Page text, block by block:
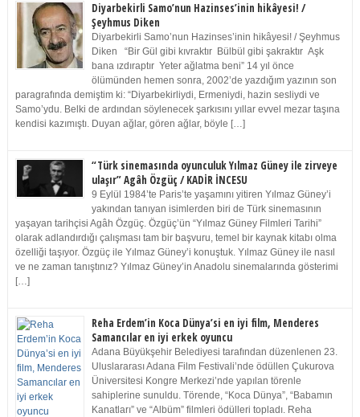
Diyarbekirli Samo’nun Hazinses’inin hikâyesi! /
Şeyhmus Diken
Diyarbekirli Samo’nun Hazinses’inin hikâyesi! / Şeyhmus
Diken “Bir Gül gibi kıvraktır Bülbül gibi şakraktır Aşk
bana ızdıraptır Yeter ağlatma beni” 14 yıl önce
ölümünden hemen sonra, 2002’de yazdığım yazının son
paragrafında demiştim ki: “Diyarbekirliydi, Ermeniydi, hazin sesliydi ve
Samo’ydu. Belki de ardından söylenecek şarkısını yıllar evvel mezar taşına
kendisi kazımıştı. Duyan ağlar, gören ağlar, böyle […]
“Türk sinemasında oyunculuk Yılmaz Güney ile zirveye
ulaşır” Agâh Özgüç / KADİR İNCESU
9 Eylül 1984’te Paris’te yaşamını yitiren Yılmaz Güney’i
yakından tanıyan isimlerden biri de Türk sinemasının
yaşayan tarihçisi Agâh Özgüç. Özgüç’ün “Yılmaz Güney Filmleri Tarihi”
olarak adlandırdığı çalışması tam bir başvuru, temel bir kaynak kitabı olma
özelliği taşıyor. Özgüç ile Yılmaz Güney’i konuştuk. Yılmaz Güney ile nasıl
ve ne zaman tanıştınız? Yılmaz Güney’in Anadolu sinemalarında gösterimi
[…]
Reha Erdem’in Koca Dünya’si en iyi film, Menderes
Samancılar en iyi erkek oyuncu
Adana Büyükşehir Belediyesi tarafından düzenlenen 23.
Uluslararası Adana Film Festivali’nde ödüllen Çukurova
Üniversitesi Kongre Merkezi’nde yapılan törenle
sahiplerine sunuldu. Törende, “Koca Dünya”, “Babamın
Kanatları” ve “Albüm” filmleri ödülleri topladı. Reha